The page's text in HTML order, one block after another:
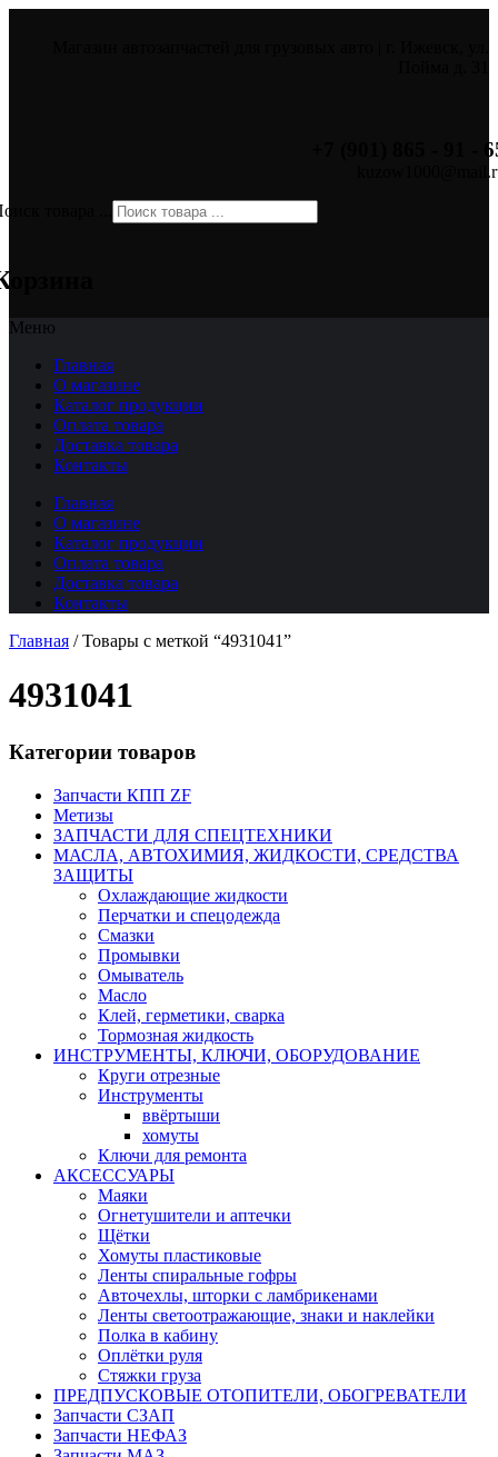
+7 (901) 865 - 91 -
товара ...
Меню
Главная
О магазине
Каталог продукции
Оплата товара
Доставка товара
Контакты
Главная
О магазине
Каталог продукции
Оплата товара
Доставка товара
Контакты
Главная /Товары с меткой “4931041”
4931041
Категории товаров
Запчасти КПП ZF
Метизы
ЗАПЧАСТИ ДЛЯ СПЕЦТЕХНИКИ
МАСЛА, АВТОХИМИЯ, ЖИДКОСТИ, СРЕДСТВА
ЗАЩИТЫ
Охлаждающие жидкости
Перчатки и спецодежда
Смазки
Промывки
Омыватель
Масло
Клей, герметики, сварка
Тормозная жидкость
ИНСТРУМЕНТЫ, КЛЮЧИ, ОБОРУДОВАНИЕ
Круги отрезные
Инструменты
ввёртыши
хомуты
Ключи для ремонта
АКСЕССУАРЫ
Маяки
Огнетушители и аптечки
Щётки
Хомуты пластиковые
Ленты спиральные гофры
Авточехлы, шторки с ламбрикенами
Ленты светоотражающие, знаки и наклейки
Полка в кабину
Оплётки руля
Cтяжки груза
ПРЕДПУСКОВЫЕ ОТОПИТЕЛИ, ОБОГРЕВАТЕЛИ
Запчасти СЗАП
Запчасти НЕФАЗ